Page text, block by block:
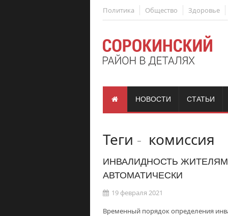
Политика Общество Здоровье
НОВОСТИ СТАТЬИ
Теги - комиссия
ИНВАЛИДНОСТЬ
АВТОМАТИЧЕСКИ
19 февраля 2021
Временный порядок определения